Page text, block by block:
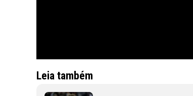
Leia também